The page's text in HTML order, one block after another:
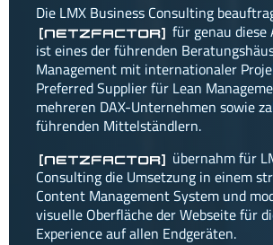
Die LMX Business Consulting
[netzfactor] für genau diese
ist eines der führenden
Management mit internationaler
Preferred Supplier für Lean
mehreren DAX-Unternehmen sowie
führenden Mittelständlern.
[netzfactor] übernahm für
Consulting die Umsetzung in einem
Content Management System und
visuelle Oberfläche der Webseite für
Experience auf allen Endgeräten.